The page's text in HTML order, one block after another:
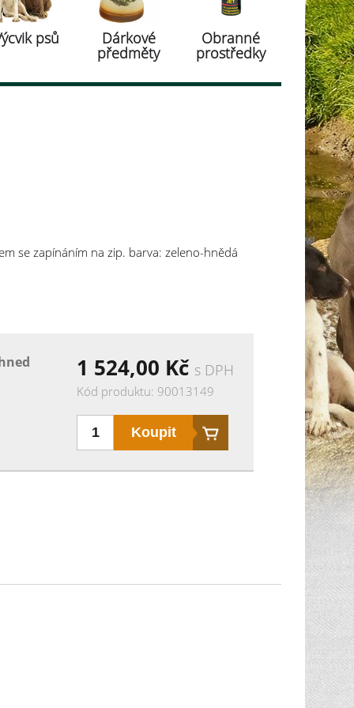
psů Dárkové
předměty
Obranné
prostředky
se zapínáním na zip. barva: zeleno-hnědá
1 524,00 Kč s DPH
Kód produktu: 90013149